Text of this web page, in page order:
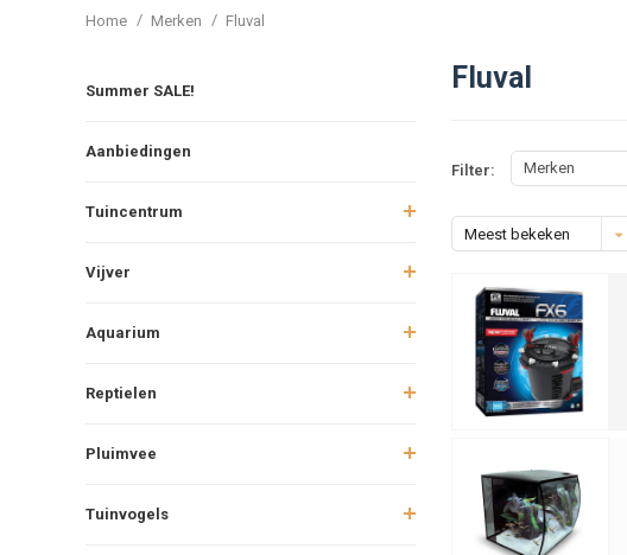
Home / Merken / Fluval
Summer SALE!
Aanbiedingen
Tuincentrum
Vijver
Aquarium
Reptielen
Pluimvee
Tuinvogels
Fluval
Filter: Merken
Meest bekeken